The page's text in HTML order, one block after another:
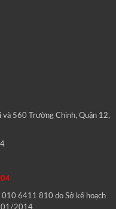
và 560 Trường Chinh, Quận 12,
010 6411 810 do Sở kế hoạch